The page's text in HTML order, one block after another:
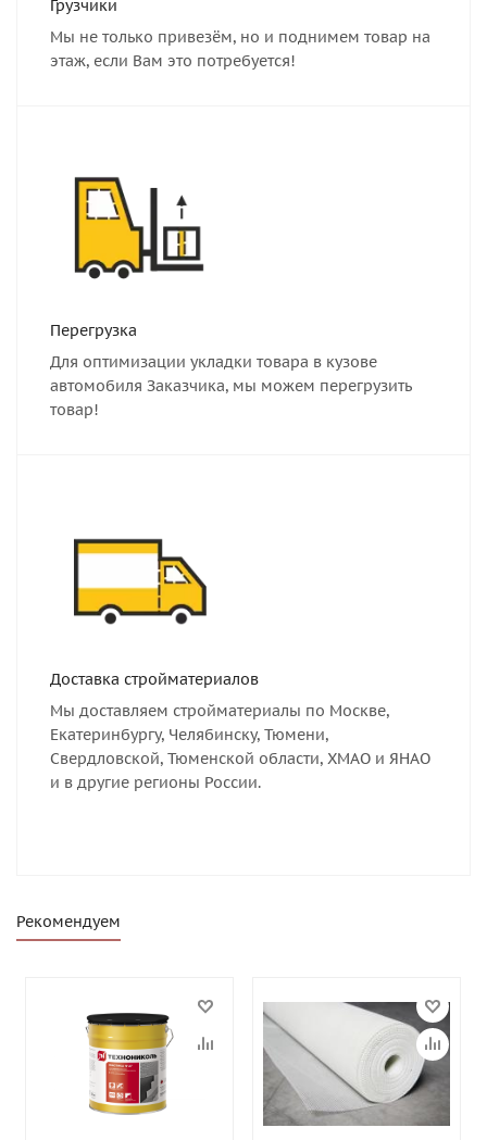
Грузчики
Мы не только привезём, но и поднимем товар на
этаж, если Вам это потребуется!
Перегрузка
Для оптимизации укладки товара в кузове
автомобиля Заказчика, мы можем перегрузить
товар!
Доставка стройматериалов
Мы доставляем стройматериалы по Москве,
Екатеринбургу, Челябинску, Тюмени,
Свердловской, Тюменской области, ХМАО и ЯНАО
и в другие регионы России.
Рекомендуем